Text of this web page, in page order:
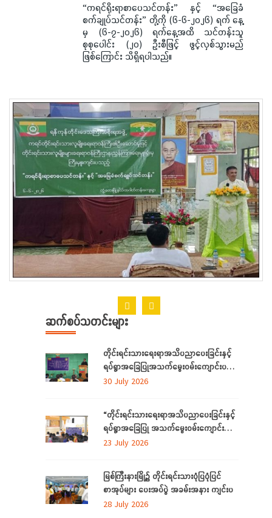
“ကရင်ရိုးရာစာပေသင်တန်း” နှင့် “အခြေခံ
စက်ချုပ်သင်တန်း” တို့ကို (၆-၆-၂၀၂၆) ရက် နေ့
မှ (၆-၇-၂၀၂၆) ရက်နေ့အထိ သင်တန်းသူ
စုစုပေါင်း (၂၀) ဦးစီဖြင့် ဖွင့်လှစ်သွားမည်
ဖြစ်ကြောင်း သိရှိရပါသည်။
ဆက်စပ်သတင်းများ
တိုင်းရင်းသားရေးရာအသိပညာပေးခြင်းနှင့်
ရပ်ရွာအခြေပြုအသက်မွေးဝမ်းကျောင်းပညာ
လိုအပ်ချက်တို့ကို ဆန်းစစ်စီမံခြင်းအစီအစဉ်
30 July 2026
“တိုင်းရင်းသားရေးရာအသိပညာပေးခြင်းနှင့်
ရပ်ရွာအခြေပြု အသက်မွေးဝမ်းကျောင်း
ပညာ လိုအပ်ချက် ဆန်းစစ်စီမံခြင်း
23 July 2026
မြစ်ကြီးနားမြို့၌ တိုင်းရင်းသားပုံပြပုံပြင်
စာအုပ်များ ပေးအပ်ပွဲ အခမ်းအနား ကျင်းပ
28 July 2026